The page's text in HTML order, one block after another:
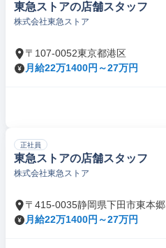
東急ストアの店舗スタッフ
株式会社東急ストア
〒107-0052東京都港区
月給22万1400円～27万円
正社員
東急ストアの店舗スタッフ
株式会社東急ストア
〒415-0035静岡県下田市東本郷
月給22万1400円～27万円